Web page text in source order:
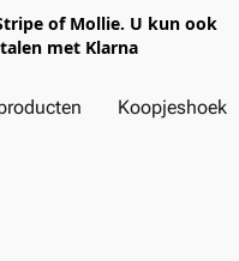
of Mollie. U kun ook
met Klarna
Koopjeshoek